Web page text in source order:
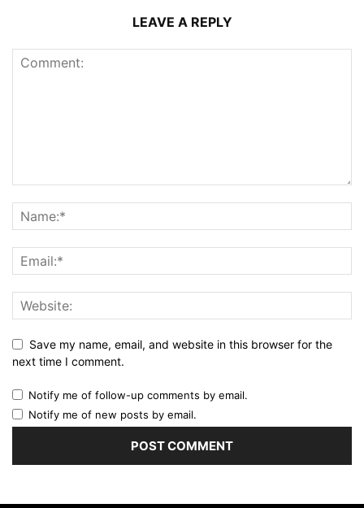
LEAVE A REPLY
Save my name, email, and website in this browser for the
next time I comment.
Notify me of follow-up comments by email.
Notify me of new posts by email.